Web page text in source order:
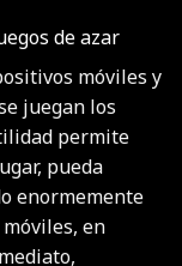
de azar
móviles y
juegan los
permite
pueda
enormemente
en